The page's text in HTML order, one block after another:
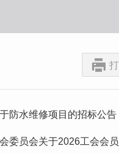
防水维修项目的招标公告
委员会关于2026工会会